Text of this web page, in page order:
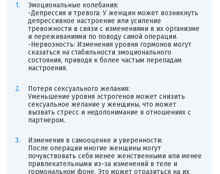
Эмоциональные колебания:
-Депрессия и тревога: У женщин может возникнуть
депрессивное настроение или усиление
тревожности в связи с изменениями в их организме
и переживаниями по поводу самой операции.
-Нервозность: Изменения уровня гормонов могут
сказаться на стабильности эмоционального
состояния, приводя к более частым перепадам
настроения.
Потеря сексуального желания:
Уменьшение уровня эстрогенов может снизить
сексуальное желание у женщины, что может
вызвать стресс и недопонимание в отношениях с
партнером.
Изменения в самооценке и уверенности:
После операции многие женщины могут
почувствовать себя менее женственными или менее
привлекательными из-за изменений в теле и
гормональном фоне. Это может отразиться на их